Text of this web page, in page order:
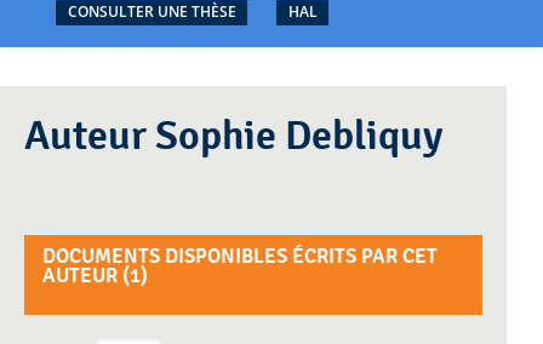
CONSULTER UNE THÈSE
HAL
Auteur Sophie Debliquy
DOCUMENTS DISPONIBLES ÉCRITS PAR CET
AUTEUR (1)